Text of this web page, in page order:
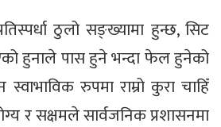
ठुलो सङ्ख्यामा हुन्छ, सिट
हुनाले पास हुने भन्दा फेल हुनेको
रुपमा राम्रो कुरा चाहिँ
र सक्षमले सार्वजनिक प्रशासनमा